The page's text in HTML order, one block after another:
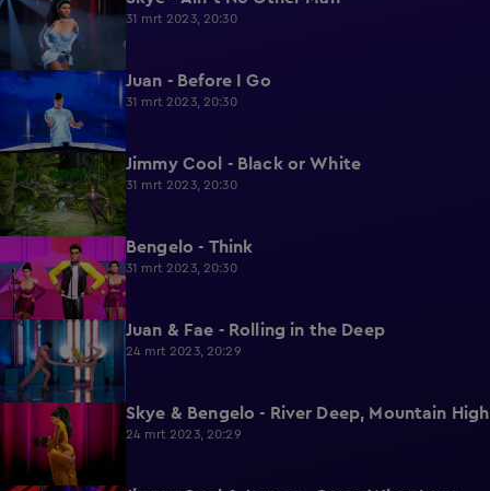
31 mrt 2023, 20:30
2:18 Juan - Before I Go
31 mrt 2023, 20:30
2:19 Jimmy Cool - Black or White
31 mrt 2023, 20:30
Bengelo - Think
31 mrt 2023, 20:30
2:16 Juan & Fae - Rolling in the Deep
24 mrt 2023, 20:29
Skye & Bengelo - River Deep, Mountain High
24 mrt 2023, 20:29